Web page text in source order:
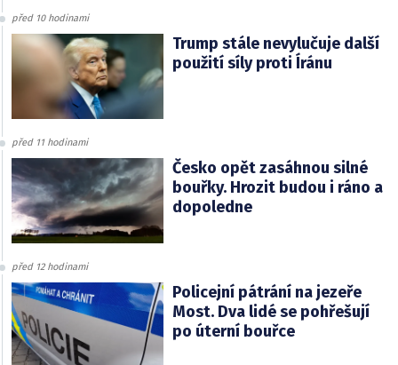
před 10 hodinami
Trump stále nevylučuje další
použití síly proti Íránu
před 11 hodinami
Česko opět zasáhnou silné
bouřky. Hrozit budou i ráno a
dopoledne
před 12 hodinami
Policejní pátrání na jezeře
Most. Dva lidé se pohřešují
po úterní bouřce